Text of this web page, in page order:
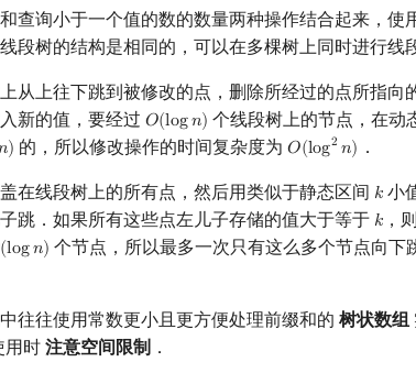
查询小于一个值的数的数量两种操作结合起来，使
段树的结构是相同的，可以在多棵树上同时进行线
从上往下跳到被修改的点，删除所经过的点所指向
新的值，要经过 𝑂(log𝑛)
O(logn) 个线段树上的节点，在动
)
) 的，所以修改操作的时间复杂度为𝑂(log2 𝑛)
O(log2 n) ．
在线段树上的所有点，然后用类似于静态区间 𝑘
k 小
跳．如果所有这些点左儿子存储的值大于等于 𝑘
k ，
(log𝑛)
(logn) 个节点，所以最多一次只有这么多个节点向下
往往使用常数更小且更方便处理前缀和的 树状数组
用时 注意空间限制 ．